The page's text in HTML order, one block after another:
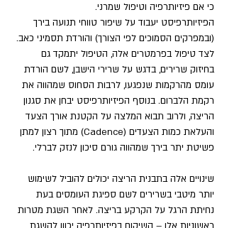
כי אם פיזיותרפיה וטיפול שמרני.
הפיזיותרפיסט יעבוד על שיפור טווחי תנועה בירך
(ובמפרקים הסמוכים לפי הצורך) והורדת תסמיני כאב.
לצד טיפול בפרמטרים אלה, הטיפול יתמקד גם
בחיזוק שרירים, בדגש על שרירי הישבן, לשם הורדת
עומס מהרקמות שנפגעו, לרבות הסחוס שמהווה את
רקמת הלברום. בנוסף הפיזיותרפיסט יבחן את סגנון
הריצה, ולרוב תבוא המלצה על הקטנת אורך הצעד
והעלאת כמות הצעדים (Cadence) מתוך רצון למתן
פשיטת יתר בירך שמהווה גורם סיכון לנזק לברלי.
שינויים אלה בתבנית הריצה יכולים להוביל לשימוש
יותר מיטבי בשרירים לשם ספיגת העומסים בעת
נחיתת הרגל על הקרקע בריצה. לאחר השגת מטרות